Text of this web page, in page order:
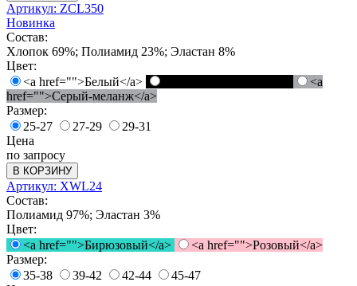
Артикул: ZCL350
Новинка
Состав:
Хлопок 69%; Полиамид 23%; Эластан 8%
Цвет:
<a href="">Белый</a>
<a
href="">Серый-меланж</a>
Размер:
25-27
27-29
29-31
Цена
по запросу
В КОРЗИНУ
Артикул: XWL24
Состав:
Полиамид 97%; Эластан 3%
Цвет:
<a href="">Бирюзовый</a>
<a href="">Розовый</a>
Размер:
35-38
39-42 42-44
45-47